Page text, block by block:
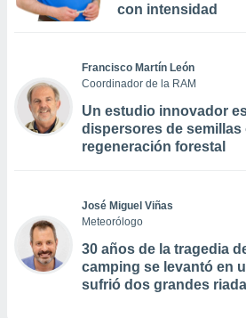
con intensidad
Francisco Martín León
Coordinador de la RAM
Un estudio innovador
dispersores de semillas
regeneración forestal
José Miguel Viñas
Meteorólogo
30 años de la tragedia
camping se levantó en
sufrió dos grandes